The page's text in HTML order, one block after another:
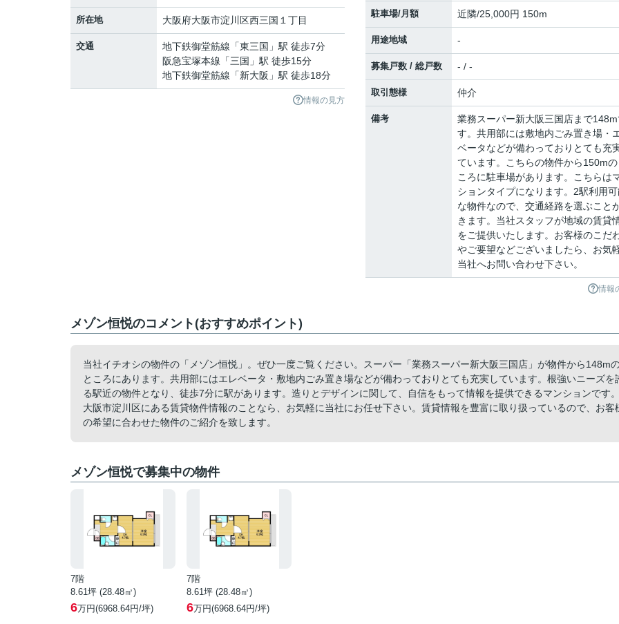
所在地 大阪府大阪市淀川区西三国 １丁目
交通 地下鉄御堂筋線 「東三国 」駅 徒歩7分
阪急宝塚本線 「三国 」駅 徒歩15分
地下鉄御堂筋線 「新大阪 」駅 徒歩18分
情報の見方
駐車場/月額 近隣/25,000円 150m
用途地域 -
募集戸数 / 総戸数 - / -
取引態様 仲介
備考
業務スーパー新大阪三国店まで
す。共用部には敷地内ごみ置き場・
ベータなどが備わっておりとても充
ています。こちらの物件から150m
ころに駐車場があります。こちらは
ションタイプになります。2駅利用
な物件なので、交通経路を選ぶこと
きます。当社スタッフが地域の賃貸
をご提供いたします。お客様のこだ
やご要望などございましたら、お気
当社へお問い合わせ下さい。
情報
メゾン恒悦のコメント(おすすめポイント)
当社イチオシの物件の「メゾン恒悦」。ぜひ一度ご覧ください。スーパー「業務スーパー新大阪三国店」が物件から148m
ところにあります。共用部にはエレベータ・敷地内ごみ置き場などが備わっておりとても充実しています。根強いニーズを
る駅近の物件となり、徒歩7分に駅があります。造りとデザインに関して、自信をもって情報を提供できるマンションです
大阪市淀川区にある賃貸物件情報のことなら、お気軽に当社にお任せ下さい。賃貸情報を豊富に取り扱っているので、お客
の希望に合わせた物件のご紹介を致します。
メゾン恒悦で募集中の物件
7階
8.61坪 (28.48㎡)
6万円(6968.64円/坪)
7階
8.61坪 (28.48㎡)
6万円(6968.64円/坪)